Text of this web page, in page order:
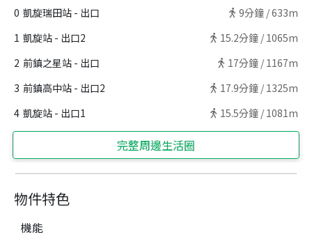
物件特色
機能
0 凱旋瑞田站 - 出口 9分鐘 /633m
1 凱旋站 - 出口2 15.2分鐘 / 1065m
2 前鎮之星站 - 出口 17分鐘 / 1167m
3 前鎮高中站 - 出口2 17.9分鐘 / 1325m
4 凱旋站 - 出口1 15.5分鐘 / 1081m
完整周邊生活圈